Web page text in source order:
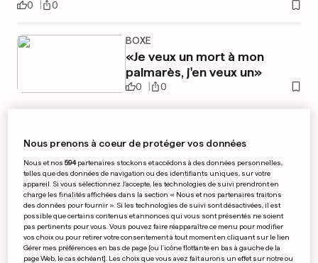
0 0
BOXE
«Je veux un mort à mon
palmarès, j'en veux un»
0 0
LIGUE 1 - 31E JOURNÉE
Marseille fait le métier à
Dijon
0 0
PUBLICITÉ
Nous prenons à coeur de protéger vos données
Nous et nos594partenaires stockons et accédons à des données personnelles,
telles que des données de navigation ou des identifiants uniques, sur votre
appareil. Si vous sélectionnez J'accepte, les technologies de suivi prendront en
charge les finalités affichées dans la section « Nous et nos partenaires traitons
des données pour fournir ». Si les technologies de suivi sont désactivées, il est
possible que certains contenus et annonces qui vous sont présentés ne soient
pas pertinents pour vous. Vous pouvez faire réapparaître ce menu pour modifier
vos choix ou pour retirer votre consentement à tout moment en cliquant sur le lien
Gérer mes préférences en bas de page [ou l'icône flottante en bas à gauche de la
page Web, le cas échéant]. Les choix que vous avez fait aurons un effet sur notre ou